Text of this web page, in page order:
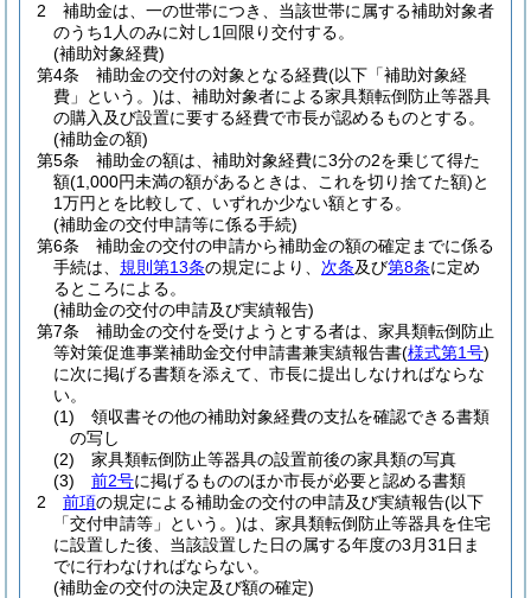
2
補助金は、一の世帯につき、当該世帯に属する補助対象者
のうち1人のみに対し1回限り交付する。
(補助対象経費)
第4条
補助金の交付の対象となる経費(以下「補助対象経
費」という。)は、補助対象者による家具類転倒防止等器具
の購入及び設置に要する経費で市長が認めるものとする。
(補助金の額)
第5条
補助金の額は、補助対象経費に3分の2を乗じて得た
額(1,000円未満の額があるときは、これを切り捨てた額)と
1万円とを比較して、いずれか少ない額とする。
(補助金の交付申請等に係る手続)
第6条
補助金の交付の申請から補助金の額の確定までに係る
手続は、 規則第13条の規定により、 次条及び第8条に定め
るところによる。
(補助金の交付の申請及び実績報告)
第7条
補助金の交付を受けようとする者は、家具類転倒防止
等対策促進事業補助金交付申請書兼実績報告書(様式第1号)
に次に掲げる書類を添えて、市長に提出しなければならな
い。
(1)
領収書その他の補助対象経費の支払を確認できる書類
の写し
(2)
家具類転倒防止等器具の設置前後の家具類の写真
(3)
前2号に掲げるもののほか市長が必要と認める書類
2
前項の規定による補助金の交付の申請及び実績報告(以下
「交付申請等」という。)は、家具類転倒防止等器具を住宅
に設置した後、当該設置した日の属する年度の3月31日ま
でに行わなければならない。
(補助金の交付の決定及び額の確定)